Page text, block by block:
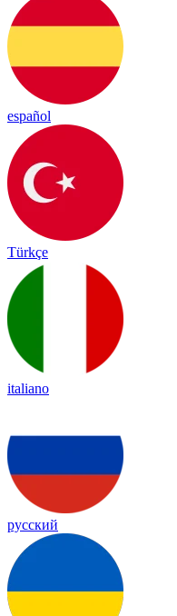
español
Türkçe
italiano
русский